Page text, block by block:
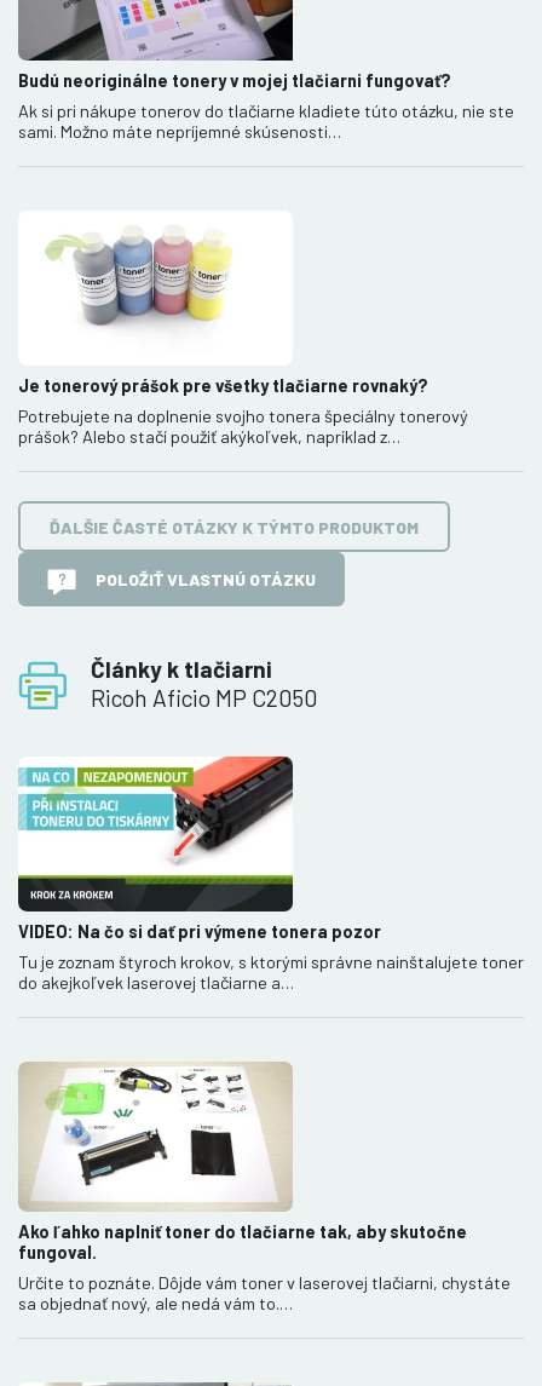
Články k tlačiarni
Ricoh Aficio MP C2050
Budú neoriginálne tonery v mojej tlačiarni fungovať?
Ak si pri nákupe tonerov do tlačiarne kladiete túto otázku, nie ste
sami. Možno máte nepríjemné skúsenosti…
Je tonerový prášok pre všetky tlačiarne rovnaký?
Potrebujete na doplnenie svojho tonera špeciálny tonerový
prášok? Alebo stačí použiť akýkoľvek, napríklad z…
ĎALŠIE ČASTÉ OTÁZKY K TÝMTO PRODUKTOM
POLOŽIŤ VLASTNÚ OTÁZKU
VIDEO: Na čo si dať pri výmene tonera pozor
Tu je zoznam štyroch krokov, s ktorými správne nainštalujete toner
do akejkoľvek laserovej tlačiarne a…
Ako ľahko naplniť toner do tlačiarne tak, aby skutočne
fungoval.
Určite to poznáte. Dôjde vám toner v laserovej tlačiarni, chystáte
sa objednať nový, ale nedá vám to.…